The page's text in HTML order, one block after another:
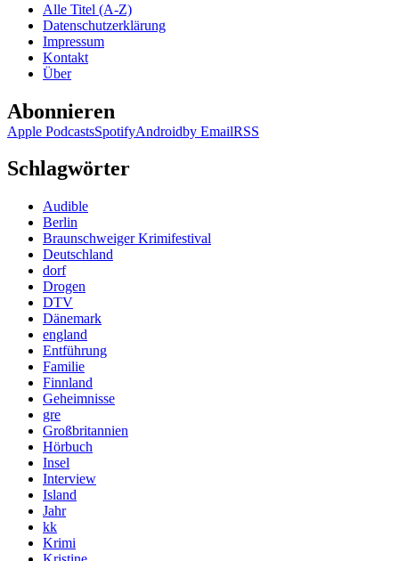
Alle Titel (A-Z)
Datenschutzerklärung
Impressum
Kontakt
Über
Abonnieren
Apple PodcastsSpotifyAndroidby EmailRSS
Schlagwörter
Audible
Berlin
Braunschweiger Krimifestival
Deutschland
dorf
Drogen
DTV
Dänemark
england
Entführung
Familie
Finnland
Geheimnisse
gre
Großbritannien
Hörbuch
Insel
Interview
Island
Jahr
kk
Krimi